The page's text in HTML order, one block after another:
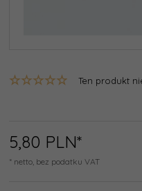
Ten produkt
5,80 PLN*
* netto, bez podatku VAT